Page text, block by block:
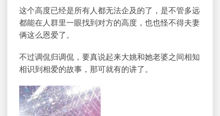
这个高度已经是所有人都无法企及的了，是不管多远
都能在人群里一眼找到对方的高度，也也怪不得夫妻
俩这么恩爱了。
不过调侃归调侃，要真说起来大姚和她老婆之间相知
相识到相爱的故事，那可就有的讲了。